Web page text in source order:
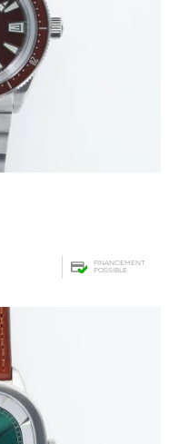
FINANCEMENT
POSSIBLE